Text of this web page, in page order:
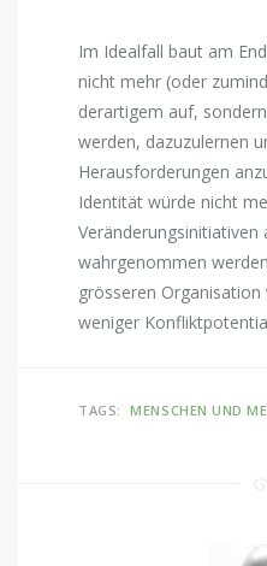
Im Idealfall baut am
nicht mehr (oder
derartigem auf,
werden, dazuzulernen
Herausforderungen
Identität würde nicht
Veränderungsinitiativen
wahrgenommen
grösseren
weniger
TAGS: MENSCHEN UND